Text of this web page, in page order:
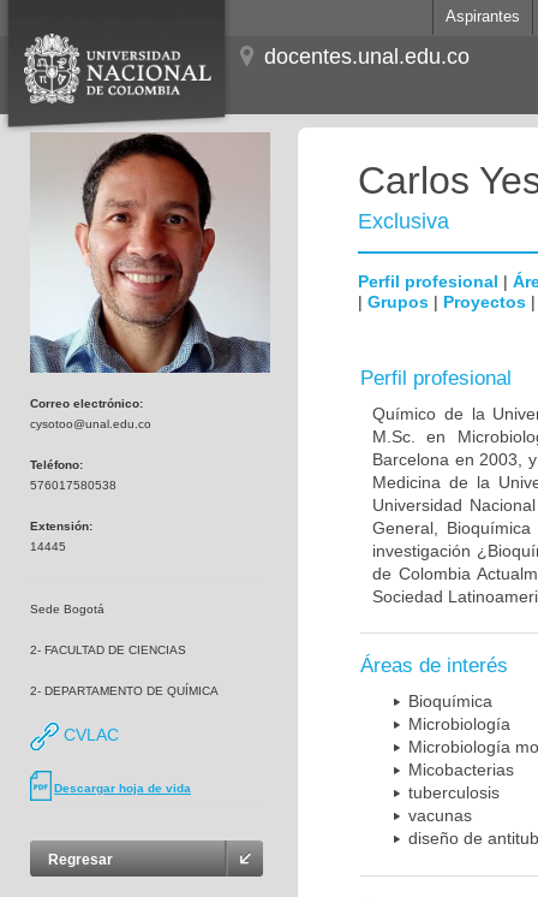
Aspirantes
docentes.unal.edu.co
Correo electrónico:
cysotoo@unal.edu.co
Teléfono:
576017580538
Extensión:
14445
Sede Bogotá
2- FACULTAD DE CIENCIAS
2- DEPARTAMENTO DE QUÍMICA
CVLAC
Descargar hoja de vida
Regresar
Carlos
Exclusiva
Perfil profesional |
| Grupos | Proyectos
Perfil profesional
Químico de la
M.Sc. en
Barcelona en 2003,
Medicina de la
Universidad
General,
investigación
de Colombia
Sociedad
Áreas de interés
Bioquímica
Microbiología
Microbiología
Micobacterias
tuberculosis
vacunas
diseño de